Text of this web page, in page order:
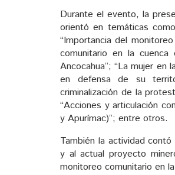
Durante el evento, la
orientó en temáticas
“Importancia del
comunitario en la cuenca
Ancocahua”; “La mujer
en defensa de su
criminalización de la
“Acciones y articulación
y Apurímac)”; entre otros.
También la actividad
y al actual proyecto
monitoreo comunitario en